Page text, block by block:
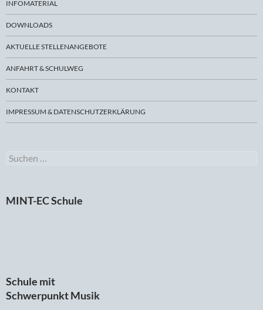
INFOMATERIAL
DOWNLOADS
AKTUELLE STELLENANGEBOTE
ANFAHRT & SCHULWEG
KONTAKT
IMPRESSUM & DATENSCHUTZERKLÄRUNG
Suchen
MINT-EC Schule
Schule mit
Schwerpunkt Musik